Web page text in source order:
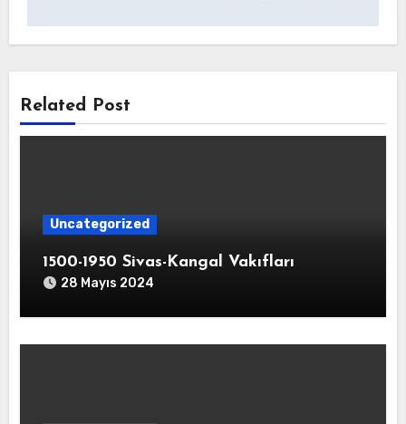
Related Post
Uncategorized
1500-1950 Sivas-Kangal Vakıfları
28 Mayıs 2024